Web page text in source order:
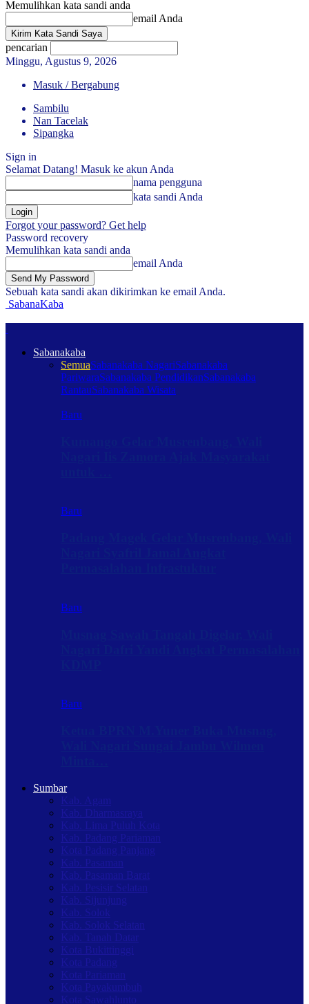
Memulihkan kata sandi anda
email Anda
pencarian
Minggu, Agustus 9, 2026
Masuk / Bergabung
Sambilu
Nan Tacelak
Sipangka
Sign in
Selamat Datang! Masuk ke akun Anda
nama pengguna
kata sandi Anda
Forgot your password? Get help
Password recovery
Memulihkan kata sandi anda
email Anda
Sebuah kata sandi akan dikirimkan ke email Anda.
SabanaKaba
Sabanakaba
SemuaSabanakaba NagariSabanakaba
PariwaraSabanakaba PendidikanSabanakaba
RantauSabanakaba Wisata
Baru
Baru
Baru
Baru
Sumbar
Kab. Agam
Kab. Dharmasraya
Kab. Lima Puluh Kota
Kab. Padang Pariaman
Kota Padang Panjang
Kab. Pasaman
Kab. Pasaman Barat
Kab. Pesisir Selatan
Kab. Sijunjung
Kab. Solok
Kab. Solok Selatan
Kab. Tanah Datar
Kota Bukittinggi
Kota Padang
Kota Pariaman
Kota Payakumbuh
Kota Sawahlunto